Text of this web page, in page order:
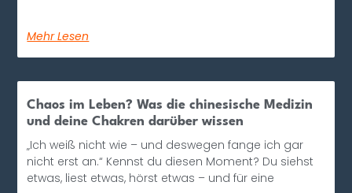
Mehr Lesen
Chaos im Leben? Was die chinesische Medizin
und deine Chakren darüber wissen
„Ich weiß nicht wie – und deswegen fange ich gar
nicht erst an.“ Kennst du diesen Moment? Du siehst
etwas, liest etwas, hörst etwas – und für eine